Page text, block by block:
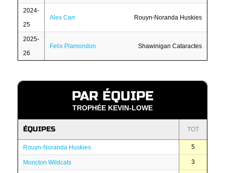
2024-
25
Alex Carr Rouyn-Noranda Huskies
2025-
26
Felix Plamondon Shawinigan Cataractes
PAR ÉQUIPE
TROPHÉE KEVIN-LOWE
ÉQUIPES TOT
Rouyn-Noranda Huskies 5
Moncton Wildcats 3